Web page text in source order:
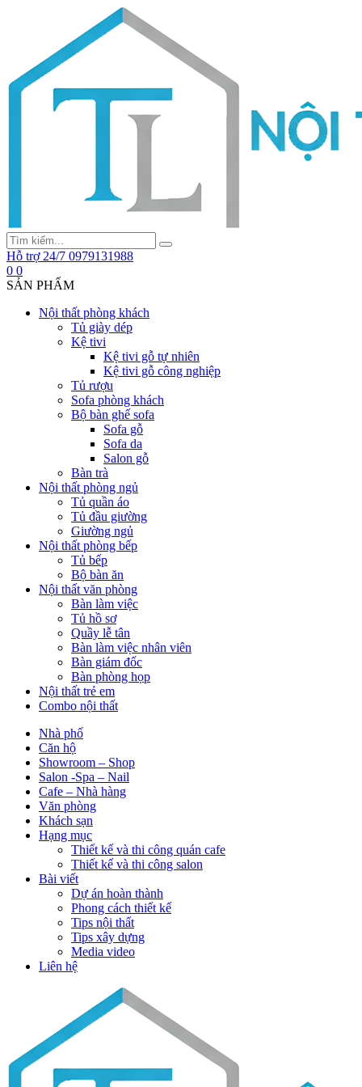
Hỗ trợ 24/7 0979131988
0 0
SẢN PHẨM
Nội thất phòng khách
Tủ giày dép
Kệ tivi
Kệ tivi gỗ tự nhiên
Kệ tivi gỗ công nghiệp
Tủ rượu
Sofa phòng khách
Bộ bàn ghế sofa
Sofa gỗ
Sofa da
Salon gỗ
Bàn trà
Nội thất phòng ngủ
Tủ quần áo
Tủ đầu giường
Giường ngủ
Nội thất phòng bếp
Tủ bếp
Bộ bàn ăn
Nội thất văn phòng
Bàn làm việc
Tủ hồ sơ
Quầy lễ tân
Bàn làm việc nhân viên
Bàn giám đốc
Bàn phòng họp
Nội thất trẻ em
Combo nội thất
Nhà phố
Căn hộ
Showroom – Shop
Salon -Spa – Nail
Cafe – Nhà hàng
Văn phòng
Khách sạn
Hạng mục
Thiết kế và thi công quán cafe
Thiết kế và thi công salon
Bài viết
Dự án hoàn thành
Phong cách thiết kế
Tips nội thất
Tips xây dựng
Media video
Liên hệ